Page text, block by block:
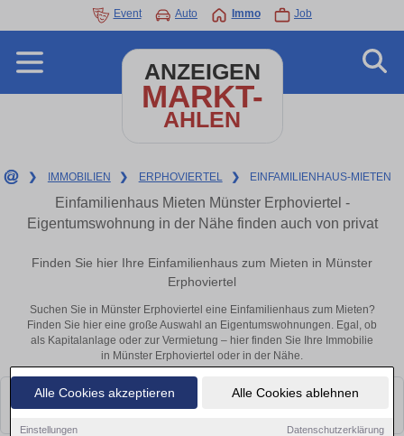
Alle Cookies akzeptieren Alle Cookies ablehnen
Einstellungen Datenschutzerklärung
Event Auto Immo Job
ANZEIGEN
MARKT-
AHLEN
❯ IMMOBILIEN ❯ ERPHOVIERTEL ❯ EINFAMILIENHAUS-MIETEN
Einfamilienhaus Mieten Münster Erphoviertel -
Eigentumswohnung in der Nähe finden auch von privat
Finden Sie hier Ihre Einfamilienhaus zum Mieten in Münster
Erphoviertel
Suchen Sie in Münster Erphoviertel eine Einfamilienhaus zum Mieten?
Finden Sie hier eine große Auswahl an Eigentumswohnungen. Egal, ob
als Kapitalanlage oder zur Vermietung – hier finden Sie Ihre Immobilie
in Münster Erphoviertel oder in der Nähe.
Leider konnten wir derzeit keine passenden Objekte finden. Schauen Sie
bald wieder vorbei!